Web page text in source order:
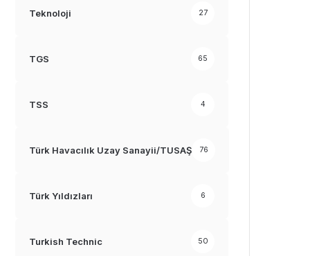
Teknoloji 27
TGS 65
TSS 4
Türk Havacılık Uzay Sanayii/TUSAŞ 76
Türk Yıldızları 6
Turkish Technic 50